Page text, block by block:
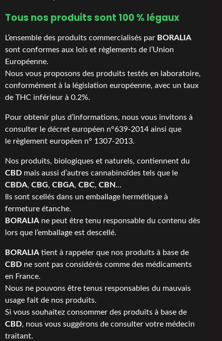
Tous nos produits sont 100 % légaux
L’ensemble des produits commercialisés par BORALIA
sont conformes aux lois et règlements de l’Union
Européenne.
Nous vous proposons des produits testés en laboratoire,
conformément à la législation européenne, avec un taux
de THC inférieur à 0.2%.
Pour obtenir plus d’informations, nous vous invitons à
consulter le décret européen n°639-2014 ainsi que
le règlement européen n° 1307-2013.
Nos produits, biologiques et naturels, contiennent du
CBD mais aussi d’autres cannabinoïdes tels que le
CBDA, CBG, CBGA, CBC, CBN…
Ils sont scellés dans un emballage hermétique à
fermeture étanche.
BORALIA ne peut être tenu responsable du contenu dès
lors que l’emballage est descellé.
BORALIA tient à rappeler que nos produits à base de
CBD ne sont pas considérés comme des médicaments
en France.
Nous ne pouvons être tenus responsables du mauvais
usage fait de nos produits.
Si vous souhaitez consommer des produits à base de
CBD, nous vous suggérons de consulter votre médecin
traitant.